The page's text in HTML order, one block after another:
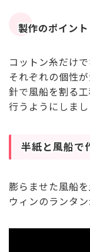
製作のポイント
コットン糸だけ
それぞれの個性
針で風船を割る
行うようにしま
半紙と風船で
膨らませた風船
ウィンのランタン